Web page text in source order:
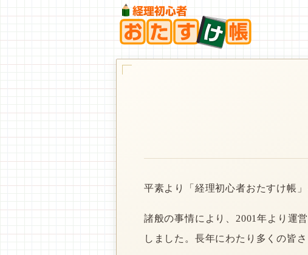
平素より「経理初心者おたすけ帳
諸般の事情により、2001年より運
しました。長年にわたり多くの皆